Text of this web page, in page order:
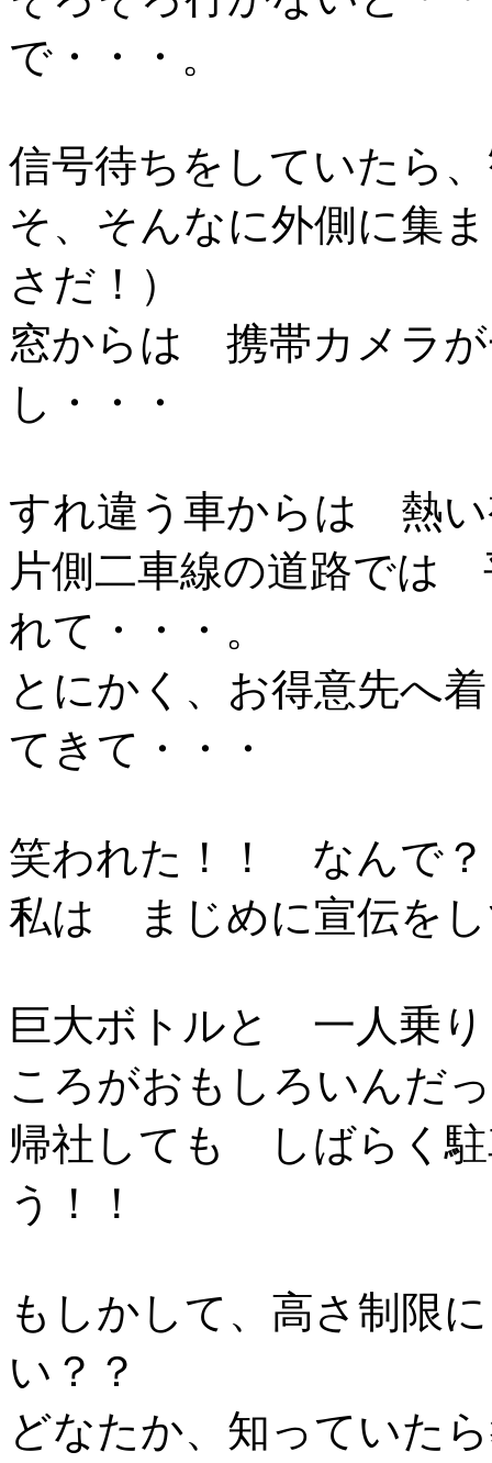
で・・・。
信号待ちをしていたら
そ、そんなに外側に集
さだ！）
窓からは 携帯カメラ
し・・・
すれ違う車からは 熱い
片側二車線の道路では
れて・・・。
とにかく、お得意先へ
てきて・・・
笑われた！！ なんで
私は まじめに宣伝を
巨大ボトルと 一人乗
ころがおもしろいんだ
帰社しても しばらく
う！！
もしかして、高さ制限
い？？
どなたか、知っていた